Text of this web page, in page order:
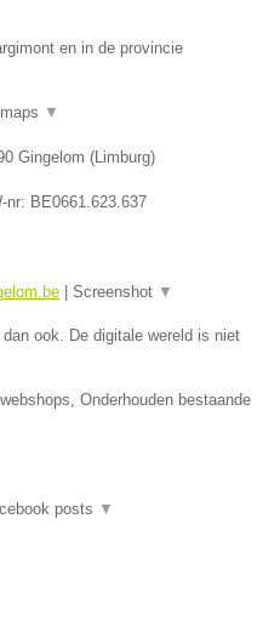
en in de provincie
▼
Gingelom (Limburg)
nr: BE0661.623.637
Screenshot ▼
ook. De digitale wereld is niet
Onderhouden bestaande
posts ▼